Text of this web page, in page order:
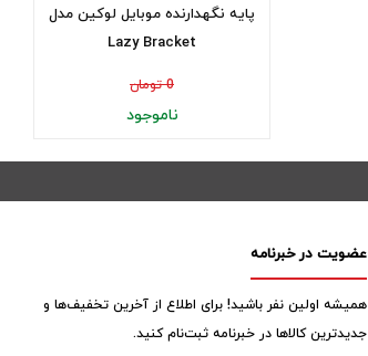
پایه نگهدارنده موبایل لوکین مدل
Lazy Bracket
0 تومان
ناموجود
عضویت در خبرنامه
همیشه اولین نفر باشید! برای اطلاع از آخرین تخفیف‌ها و
جدیدترین کالاها در خبرنامه ثبت‌نام کنید.